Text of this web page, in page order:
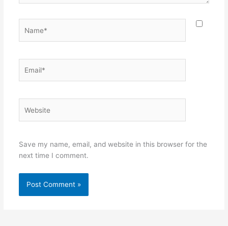
Save my name, email, and website in this browser for the
next time I comment.